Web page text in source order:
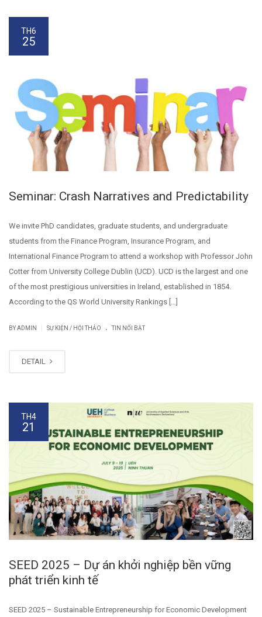
TH6
25
Seminar: Crash Narratives and Predictability
We invite PhD candidates, graduate students, and undergraduate
students from the Finance Program, Insurance Program, and
International Finance Program to attend a workshop with Professor John
Cotter from University College Dublin (UCD). UCD is the largest and one
of the most prestigious universities in Ireland, established in 1854.
According to the QS World University Rankings […]
BYADMIN SỰ KIỆN / HỘI THẢO . TIN NỔI BẬT
DETAIL
TH4
21
SEED 2025 – Dự án khởi nghiệp bền vững
phát triển kinh tế
SEED 2025 – Sustainable Entrepreneurship for Economic Development